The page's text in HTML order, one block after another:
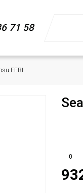
71 58
FEBI
0